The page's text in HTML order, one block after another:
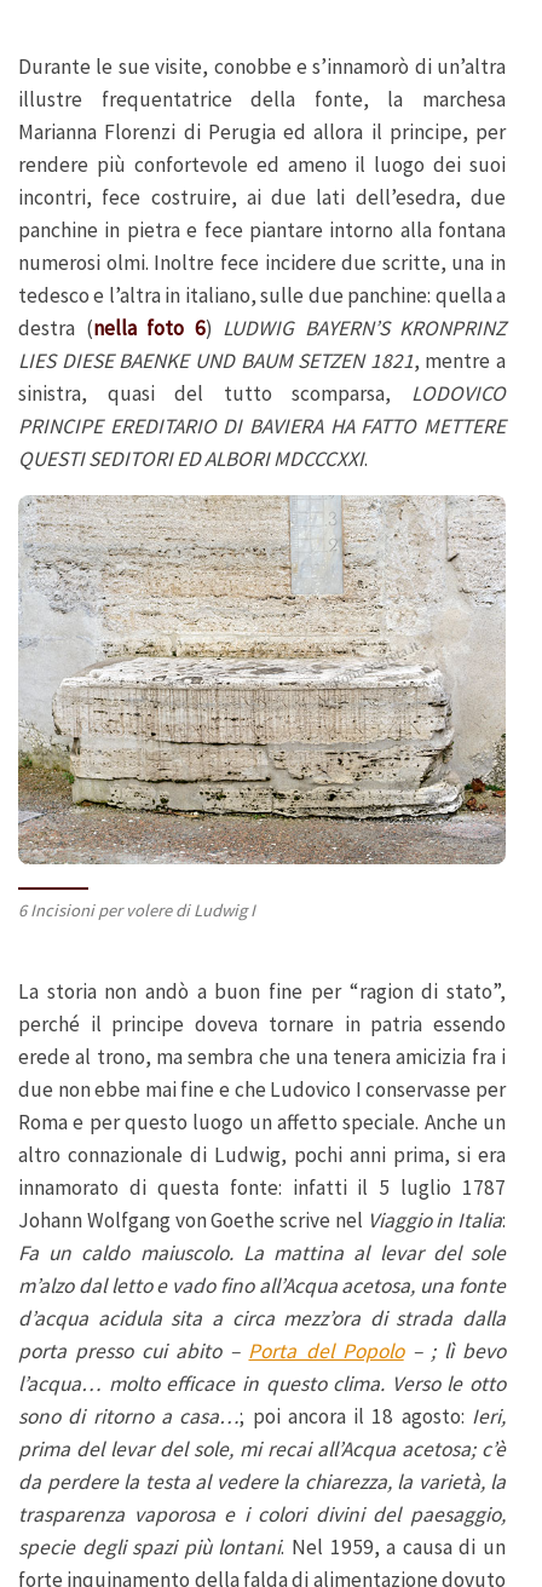
Durante le sue visite, conobbe e s’innamorò di un’altra
illustre frequentatrice della fonte, la marchesa
Marianna Florenzi di Perugia ed allora il principe, per
rendere più confortevole ed ameno il luogo dei suoi
incontri, fece costruire, ai due lati dell’esedra, due
panchine in pietra e fece piantare intorno alla fontana
numerosi olmi. Inoltre fece incidere due scritte, una in
tedesco e l’altra in italiano, sulle due panchine: quella a
destra (nella foto 6) LUDWIG BAYERN’S KRONPRINZ
LIES DIESE BAENKE UND BAUM SETZEN 1821, mentre a
sinistra, quasi del tutto scomparsa, LODOVICO
PRINCIPE EREDITARIO DI BAVIERA HA FATTO METTERE
QUESTI SEDITORI ED ALBORI MDCCCXXI.
6 Incisioni per volere di Ludwig I
La storia non andò a buon fine per “ragion di stato”,
perché il principe doveva tornare in patria essendo
erede al trono, ma sembra che una tenera amicizia fra i
due non ebbe mai fine e che Ludovico I conservasse per
Roma e per questo luogo un affetto speciale. Anche un
altro connazionale di Ludwig, pochi anni prima, si era
innamorato di questa fonte: infatti il 5 luglio 1787
Johann Wolfgang von Goethe scrive nel Viaggio in Italia:
Fa un caldo maiuscolo. La mattina al levar del sole
m’alzo dal letto e vado fino all’Acqua acetosa, una fonte
d’acqua acidula sita a circa mezz’ora di strada dalla
porta presso cui abito – Porta del Popolo– ; lì bevo
l’acqua… molto efficace in questo clima. Verso le otto
sono di ritorno a casa…; poi ancora il 18 agosto: Ieri,
prima del levar del sole, mi recai all’Acqua acetosa; c’è
da perdere la testa al vedere la chiarezza, la varietà, la
trasparenza vaporosa e i colori divini del paesaggio,
specie degli spazi più lontani. Nel 1959, a causa di un
forte inquinamento della falda di alimentazione dovuto